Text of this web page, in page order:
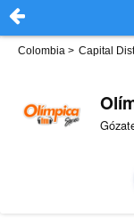
Colombia > Capital